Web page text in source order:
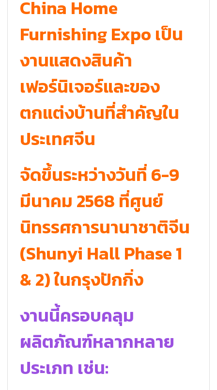
China Home
Furnishing Expo เป็น
งานแสดงสินค้า
เฟอร์นิเจอร์และของ
ตกแต่งบ้านที่สำคัญใน
ประเทศจีน
จัดขึ้นระหว่างวันที่ 6-9
มีนาคม 2568 ที่ศูนย์
นิทรรศการนานาชาติจีน
(Shunyi Hall Phase 1
& 2) ในกรุงปักกิ่ง
งานนี้ครอบคลุม
ผลิตภัณฑ์หลากหลาย
ประเภท เช่น: